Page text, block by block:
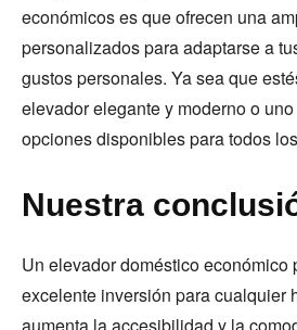
económicos es que ofrecen una
personalizados para adaptarse a
gustos personales. Ya sea que
elevador elegante y moderno o
opciones disponibles para todos
Nuestra
Un elevador doméstico económico
excelente inversión para cualquier
aumenta la accesibilidad y la